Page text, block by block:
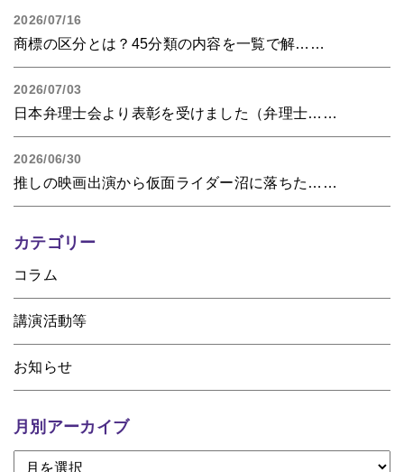
2026/07/16
商標の区分とは？45分類の内容を一覧で解……
2026/07/03
日本弁理士会より表彰を受けました（弁理士……
2026/06/30
推しの映画出演から仮面ライダー沼に落ちた……
カテゴリー
コラム
講演活動等
お知らせ
月別アーカイブ